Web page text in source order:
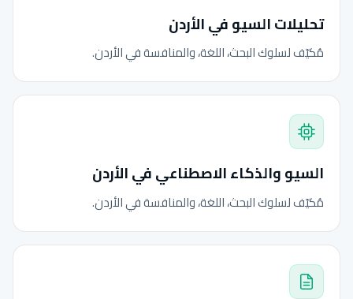
تحليلات السيو في الأردن
مُكيّف لسلوك البحث، اللغة، والمنافسة في الأردن.
السيو والذكاء الاصطناعي في الأردن
مُكيّف لسلوك البحث، اللغة، والمنافسة في الأردن.